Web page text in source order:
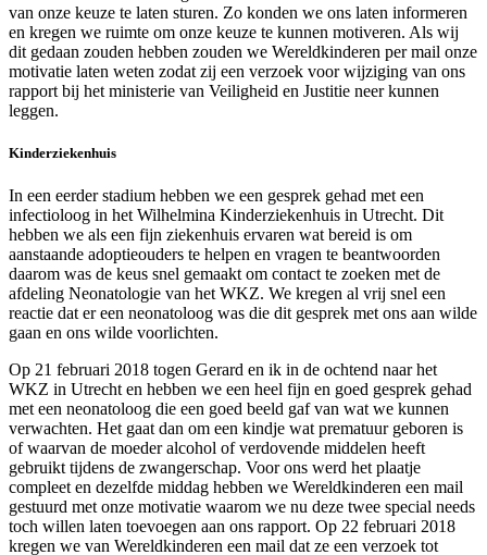
van onze keuze te laten sturen. Zo konden we ons laten informeren
en kregen we ruimte om onze keuze te kunnen motiveren. Als wij
dit gedaan zouden hebben zouden we Wereldkinderen per mail onze
motivatie laten weten zodat zij een verzoek voor wijziging van ons
rapport bij het ministerie van Veiligheid en Justitie neer kunnen
leggen.
Kinderziekenhuis
In een eerder stadium hebben we een gesprek gehad met een
infectioloog in het Wilhelmina Kinderziekenhuis in Utrecht. Dit
hebben we als een fijn ziekenhuis ervaren wat bereid is om
aanstaande adoptieouders te helpen en vragen te beantwoorden
daarom was de keus snel gemaakt om contact te zoeken met de
afdeling Neonatologie van het WKZ. We kregen al vrij snel een
reactie dat er een neonatoloog was die dit gesprek met ons aan wilde
gaan en ons wilde voorlichten.
Op 21 februari 2018 togen Gerard en ik in de ochtend naar het
WKZ in Utrecht en hebben we een heel fijn en goed gesprek gehad
met een neonatoloog die een goed beeld gaf van wat we kunnen
verwachten. Het gaat dan om een kindje wat prematuur geboren is
of waarvan de moeder alcohol of verdovende middelen heeft
gebruikt tijdens de zwangerschap. Voor ons werd het plaatje
compleet en dezelfde middag hebben we Wereldkinderen een mail
gestuurd met onze motivatie waarom we nu deze twee special needs
toch willen laten toevoegen aan ons rapport. Op 22 februari 2018
kregen we van Wereldkinderen een mail dat ze een verzoek tot